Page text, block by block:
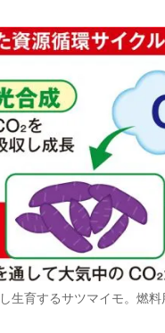
生育するサツマイモ。燃